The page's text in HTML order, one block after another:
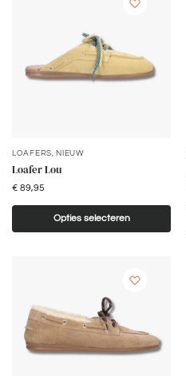
LOAFERS, NIEUW
Loafer Lou
€ 89,95
Opties selecteren